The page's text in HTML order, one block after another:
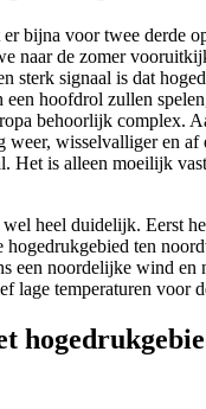
bijna voor twee derde
naar de zomer
sterk signaal is dat
een hoofdrol zullen
behoorlijk complex.
weer, wisselvalliger en af
Het is alleen moeilijk
heel duidelijk. Eerst
hogedrukgebied ten
een noordelijke wind en
lage temperaturen voor